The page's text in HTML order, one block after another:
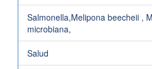
Salmonella,Melipona beecheii ,
microbiana,
Salud